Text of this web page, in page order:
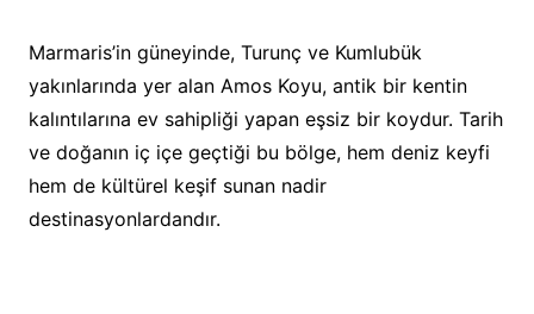
Marmaris’in güneyinde, Turunç ve Kumlubük
yakınlarında yer alan Amos Koyu, antik bir kentin
kalıntılarına ev sahipliği yapan eşsiz bir koydur. Tarih
ve doğanın iç içe geçtiği bu bölge, hem deniz keyfi
hem de kültürel keşif sunan nadir
destinasyonlardandır.